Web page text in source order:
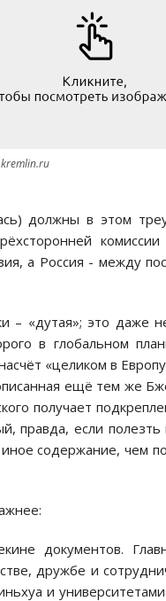
должны в этом
а Россия - между
– «дутая»; это даже
в глобальном
«целиком в
ещё тем же
получает
правда, если полезть
содержание, чем
документов.
дружбе и
и